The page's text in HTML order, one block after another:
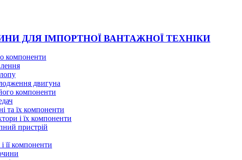
ДЛЯ ІМПОРТНОЇ ВАНТАЖНОЇ ТЕХНІКИ
компоненти
двигуна
компоненти
та їх компоненти
і їх компоненти
пристрій
її компоненти